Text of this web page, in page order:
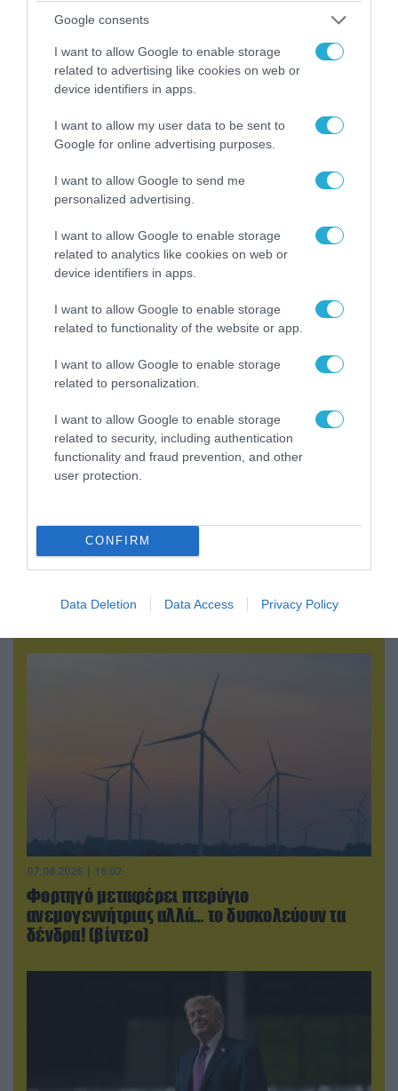
Google consents
I want to allow Google to enable storage
related to advertising like cookies on web or
device identifiers in apps.
I want to allow my user data to be sent to
Google for online advertising purposes.
I want to allow Google to send me
personalized advertising.
I want to allow Google to enable storage
related to analytics like cookies on web or
device identifiers in apps.
I want to allow Google to enable storage
related to functionality of the website or app.
I want to allow Google to enable storage
related to personalization.
I want to allow Google to enable storage
related to security, including authentication
functionality and fraud prevention, and other
user protection.
CONFIRM
Data Deletion Data Access Privacy Policy
POPULAR 24H
07.08.2026 | 01:02
Ελέγχεται αμοντάριστο βίντεο της σύγκρουσης
των ελικοπτέρων στην Ψάθα – Σενάριο για
τρίτο ελικόπτερο
07.08.2026 | 00:02
Τουρκικά οπλισμένα F-16 «συνεπλάκησαν» με
ελληνικά μαχητικά στο Αιγαίο
07.08.2026 | 16:02
Φορτηγό μεταφέρει πτερύγιο
ανεμογεννήτριας αλλά… το δυσκολεύουν τα
δένδρα! (βίντεο)